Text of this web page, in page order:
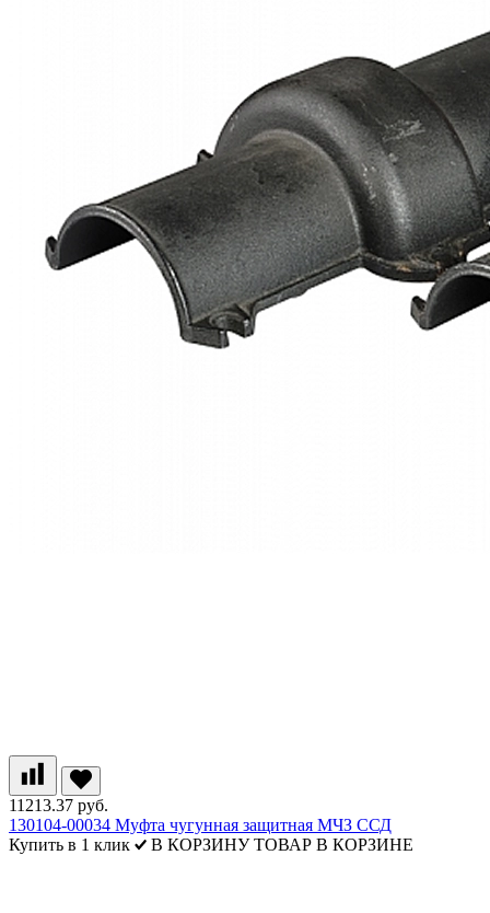
11213.37 руб.
130104-00034 Муфта чугунная защитная МЧЗ ССД
Купить в 1 клик
В КОРЗИНУ ТОВАР В КОРЗИНЕ